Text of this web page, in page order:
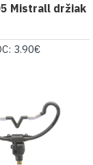
Mistrall držiak
3.90€